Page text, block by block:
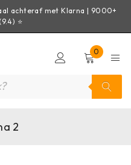
achteraf met Klarna | 9000+
⭐
0
2